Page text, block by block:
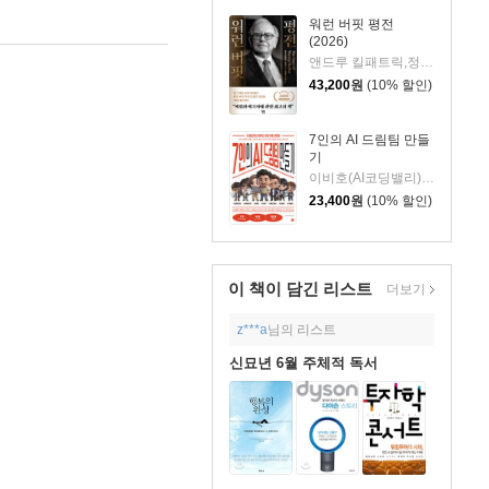
워런 버핏 평전
(2026)
앤드루 킬패트릭,정주용 저/안진환,김기준 역
43,200원 (10% 할인)
7인의 AI 드림팀 만들
기
23,400원 (10% 할인)
이 책이 담긴 리스트 더보기
z***a님의 리스트
신묘년 6월 주체적 독서